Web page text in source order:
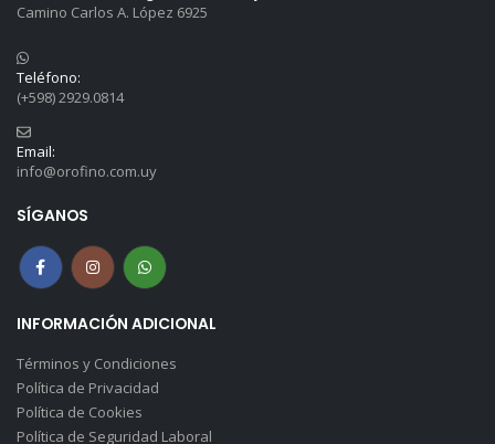
Camino Carlos A. López 6925
Teléfono:
(+598) 2929.0814
Email:
info@orofino.com.uy
SÍGANOS
INFORMACIÓN ADICIONAL
Términos y Condiciones
Política de Privacidad
Política de Cookies
Política de Seguridad Laboral